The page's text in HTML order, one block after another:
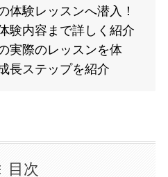
体験レッスンへ潜入！
験内容まで詳しく紹介
実際のレッスンを体
長ステップを紹介
目次